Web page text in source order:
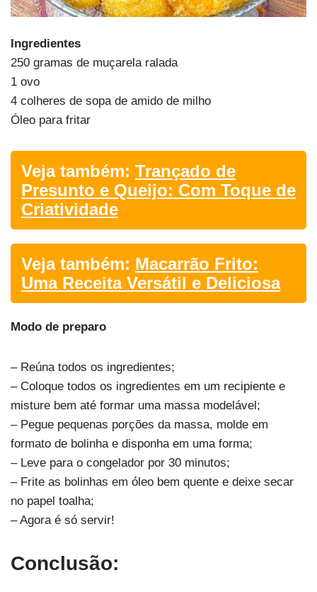
Ingredientes
250 gramas de muçarela ralada
1 ovo
4 colheres de sopa de amido de milho
Óleo para fritar
Veja também: Trançado de
Presunto e Queijo: Com Toque de
Criatividade
Veja também: Macarrão Frito:
Uma Receita Versátil e Deliciosa
Modo de preparo
– Reúna todos os ingredientes;
– Coloque todos os ingredientes em um recipiente e
misture bem até formar uma massa modelável;
– Pegue pequenas porções da massa, molde em
formato de bolinha e disponha em uma forma;
– Leve para o congelador por 30 minutos;
– Frite as bolinhas em óleo bem quente e deixe secar
no papel toalha;
– Agora é só servir!
Conclusão: